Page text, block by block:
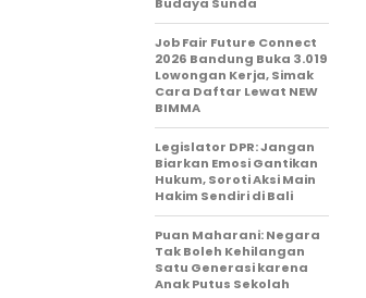
Job Fair Future Connect
2026 Bandung Buka 3.019
Lowongan Kerja, Simak
Cara Daftar Lewat NEW
BIMMA
Legislator DPR: Jangan
Biarkan Emosi Gantikan
Hukum, Soroti Aksi Main
Hakim Sendiri di Bali
Puan Maharani: Negara
Tak Boleh Kehilangan
Satu Generasi karena
Anak Putus Sekolah